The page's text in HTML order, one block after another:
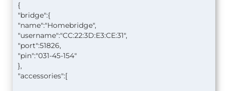
{
"bridge":{
"name":"Homebridge",
"username":"CC:22:3D:E3:CE:31",
"port":51826,
"pin":"031-45-154"
},
"accessories":[